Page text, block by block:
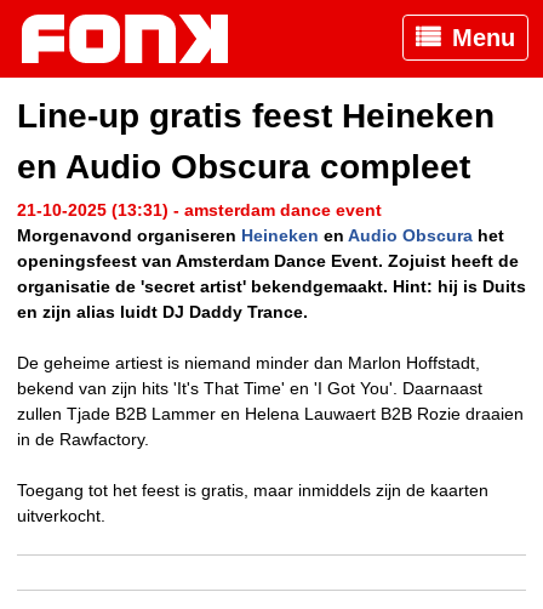
Menu
Line-up gratis feest Heineken
en Audio Obscura compleet
21-10-2025 (13:31) - amsterdam dance event
Morgenavond organiseren Heineken en Audio Obscura het
openingsfeest van Amsterdam Dance Event. Zojuist heeft de
organisatie de 'secret artist' bekendgemaakt. Hint: hij is Duits
en zijn alias luidt DJ Daddy Trance.
De geheime artiest is niemand minder dan Marlon Hoffstadt,
bekend van zijn hits 'It's That Time' en 'I Got You'. Daarnaast
zullen Tjade B2B Lammer en Helena Lauwaert B2B Rozie draaien
in de Rawfactory.
Toegang tot het feest is gratis, maar inmiddels zijn de kaarten
uitverkocht.